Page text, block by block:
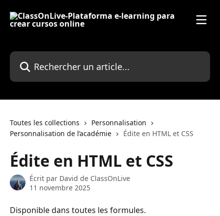
Rechercher un article...
Toutes les collections
Personnalisation
Personnalisation de l’académie
Édite en HTML et CSS
Édite en HTML et CSS
Écrit par David de ClassOnLive
11 novembre 2025
Disponible dans toutes les formules.